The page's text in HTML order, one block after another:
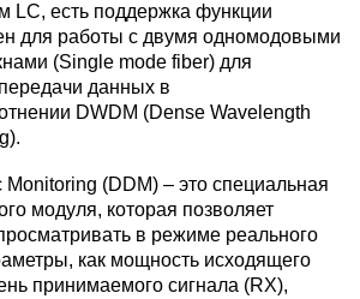
LC, есть поддержка функции
для работы с двумя одномодовыми
(Single mode fiber) для
данных в
DWDM (Dense Wavelength
(DDM) – это специальная
модуля, которая позволяет
в режиме реального
как мощность исходящего
принимаемого сигнала (RX),